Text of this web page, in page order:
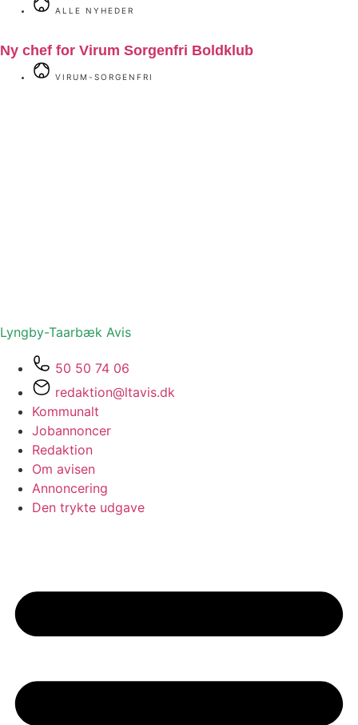
ALLE NYHEDER
Ny chef for Virum Sorgenfri Boldklub
VIRUM-SORGENFRI
Lyngby-Taarbæk Avis
50 50 74 06
redaktion@ltavis.dk
Kommunalt
Jobannoncer
Redaktion
Om avisen
Annoncering
Den trykte udgave